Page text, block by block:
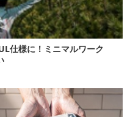
仕様に！ミニマルワーク